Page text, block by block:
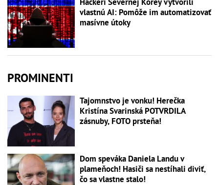
vlastnú AI: Pomôže im automatizovať
masívne útoky
PROMINENTI
Tajomnstvo je vonku! Herečka
Kristína Svarinská POTVRDILA
zásnuby, FOTO prsteňa!
Dom speváka Daniela Landu v
plameňoch! Hasiči sa nestíhali diviť,
čo sa vlastne stalo!